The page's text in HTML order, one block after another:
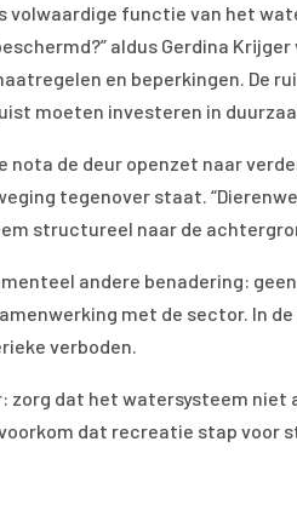
volwaardige functie van het
aldus Gerdina Krijger
en beperkingen. De
moeten investeren in
nota de deur openzet naar
tegenover staat.
structureel naar de
andere benadering:
met de sector. In
verboden.
zorg dat het watersysteem
dat recreatie stap voor